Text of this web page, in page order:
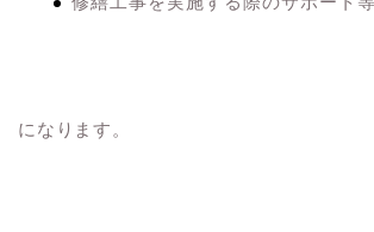
になります。